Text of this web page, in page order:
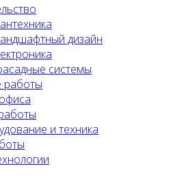
дизайн
системы
работы
и техника